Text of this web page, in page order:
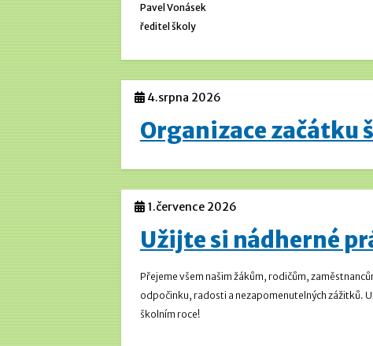
Pavel Vonásek
ředitel školy
4.srpna 2026
Organizace
1.července 2026
Užijte si nádherné
Přejeme všem našim žákům, rodičům,
odpočinku, radosti a nezapomenutelných zážitků.
školním roce!